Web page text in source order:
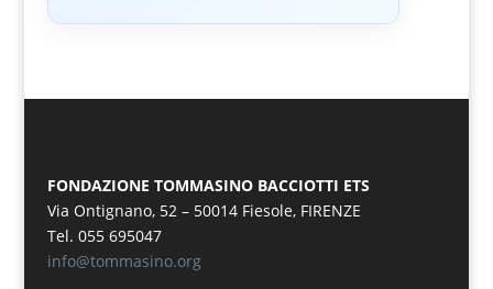
FONDAZIONE TOMMASINO BACCIOTTI ETS
Via Ontignano, 52 – 50014 Fiesole, FIRENZE
Tel. 055 695047
info@tommasino.org